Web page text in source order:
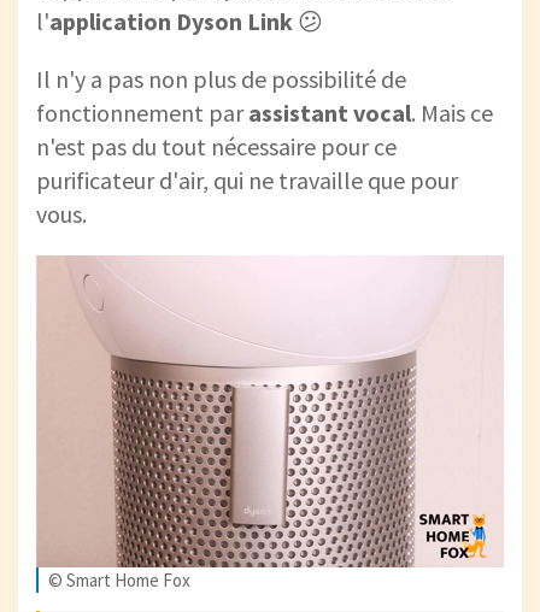
l'application Dyson Link 😕
Il n'y a pas non plus de possibilité de
fonctionnement parassistant vocal. Mais ce
n'est pas du tout nécessaire pour ce
purificateur d'air, qui ne travaille que pour
vous.
© Smart Home Fox